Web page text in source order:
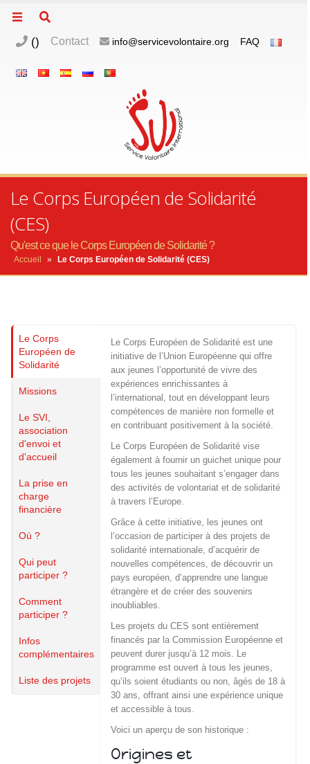
() Contact info@servicevolontaire.org FAQ
Le Corps Européen de Solidarité
(CES)
Qu'est ce que le Corps Européen de Solidarité ?
Accueil » Le Corps Européen de Solidarité (CES)
Le Corps
Européen de
Solidarité
Missions
Le SVI,
association
d'envoi et
d'accueil
La prise en
charge
financière
Où ?
Qui peut
participer ?
Comment
participer ?
Infos
complémentaires
Liste des projets
Le Corps Européen de Solidarité est une
initiative de l’Union Européenne qui offre
aux jeunes l’opportunité de vivre des
expériences enrichissantes à
l’international, tout en développant leurs
compétences de manière non formelle et
en contribuant positivement à la société.
Le Corps Européen de Solidarité vise
également à fournir un guichet unique pour
tous les jeunes souhaitant s’engager dans
des activités de volontariat et de solidarité
à travers l’Europe.
Grâce à cette initiative, les jeunes ont
l’occasion de participer à des projets de
solidarité internationale, d’acquérir de
nouvelles compétences, de découvrir un
pays européen, d’apprendre une langue
étrangère et de créer des souvenirs
inoubliables.
Les projets du CES sont entièrement
financés par la Commission Européenne et
peuvent durer jusqu’à 12 mois. Le
programme est ouvert à tous les jeunes,
qu’ils soient étudiants ou non, âgés de 18 à
30 ans, offrant ainsi une expérience unique
et accessible à tous.
Voici un aperçu de son historique :
Origines et
Islande
Russie
Chine
Espagne
Brésil
VietNam
Groupe
SVE